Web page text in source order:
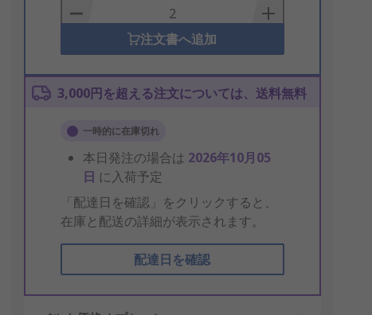
Basket
注文書へ追加
3,000円を超える注文については、送料無料
一時的に在庫切れ
本日発注の場合は 2026年10月05
日 に入荷予定
「配達日を確認」をクリックすると、
在庫と配送の詳細が表示されます。
配達日を確認